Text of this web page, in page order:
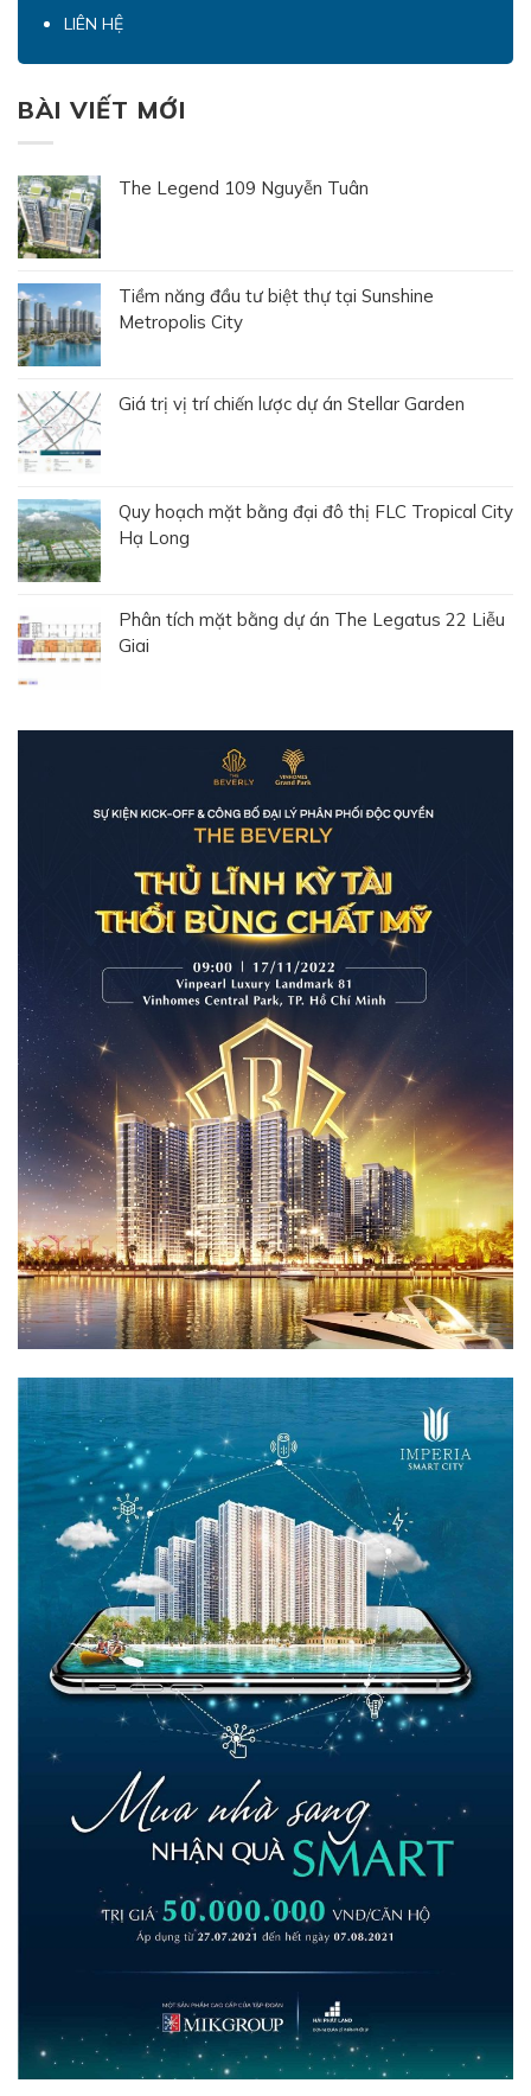
LIÊN HỆ
BÀI VIẾT MỚI
The Legend 109 Nguyễn Tuân
Tiềm năng đầu tư biệt thự tại Sunshine
Metropolis City
Giá trị vị trí chiến lược dự án Stellar Garden
Quy hoạch mặt bằng đại đô thị FLC Tropical City
Hạ Long
Phân tích mặt bằng dự án The Legatus 22 Liễu
Giai